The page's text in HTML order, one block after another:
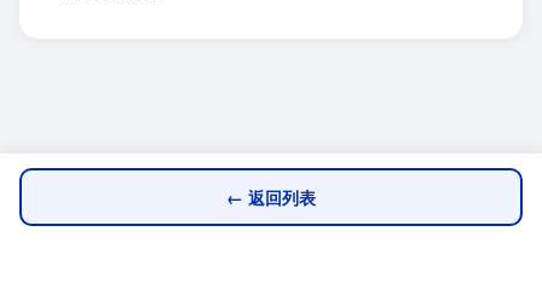
← 返回列表